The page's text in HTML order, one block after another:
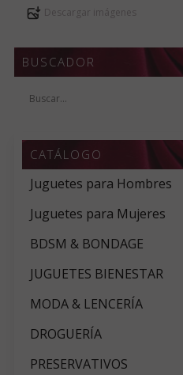
Descargar imágenes
BUSCADOR
CATÁLOGO
Juguetes para Hombres
Juguetes para Mujeres
BDSM & BONDAGE
JUGUETES BIENESTAR
MODA & LENCERÍA
DROGUERÍA
PRESERVATIVOS